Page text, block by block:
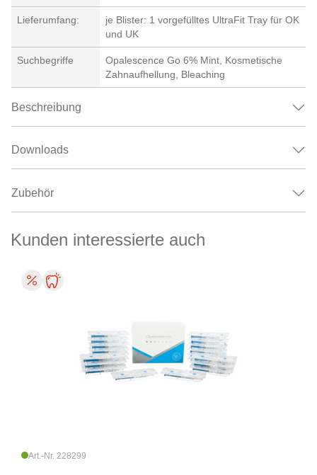
Lieferumfang:
je Blister: 1 vorgefülltes UltraFit Tray für OK
und UK
Suchbegriffe
Opalescence Go 6% Mint, Kosmetische
Zahnaufhellung, Bleaching
Beschreibung
Downloads
Zubehör
Kunden interessierte auch
Art.-Nr. 228299